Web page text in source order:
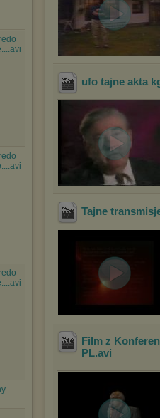
ufo tajne akta
Tajne
Film z
PL.avi